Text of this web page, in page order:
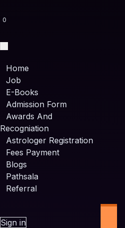
0
Home
Job
E-Books
Admission Form
Awards And
Recogniation
Astrologer Registration
Fees Payment
Blogs
Pathsala
Referral
Sign in